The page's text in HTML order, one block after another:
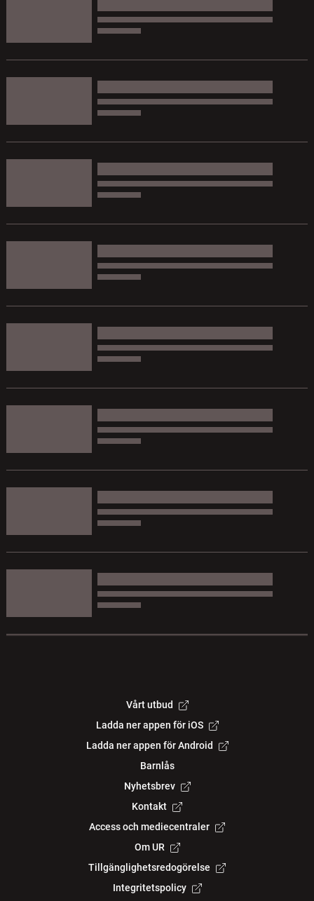
Vårt utbud
Ladda ner appen för iOS
Ladda ner appen för Android
Barnlås
Nyhetsbrev
Kontakt
Access och mediecentraler
Om UR
Tillgänglighetsredogörelse
Integritetspolicy